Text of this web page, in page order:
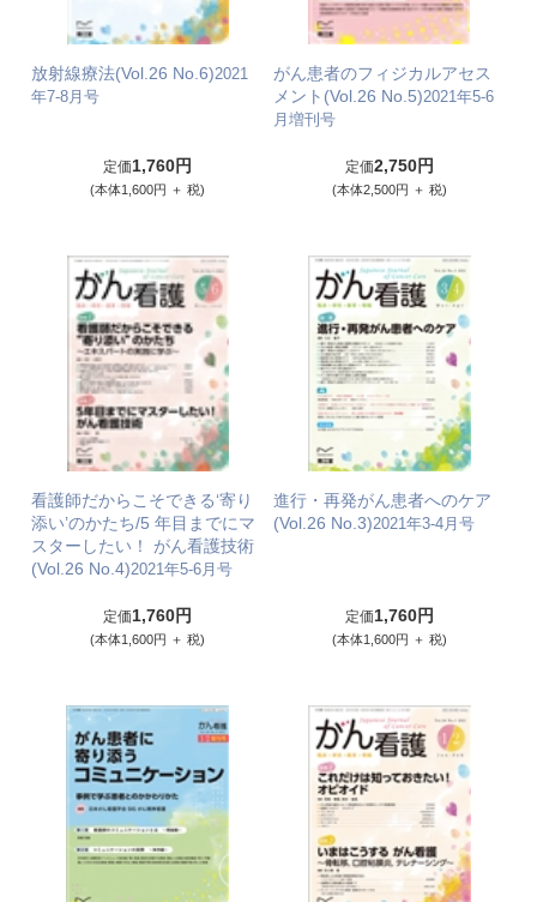
放射線療法(Vol.26 No.6)2021
年7-8月号
定価1,760円
(本体1,600円 ＋ 税)
がん患者のフィジカルアセス
メント(Vol.26 No.5)2021年5-6
月増刊号
定価2,750円
(本体2,500円 ＋ 税)
看護師だからこそできる‘寄り
添い’のかたち/5 年目までにマ
スターしたい！ がん看護技術
(Vol.26 No.4)2021年5-6月号
定価1,760円
(本体1,600円 ＋ 税)
進行・再発がん患者へのケア
(Vol.26 No.3)2021年3-4月号
定価1,760円
(本体1,600円 ＋ 税)